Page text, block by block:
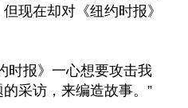
现在却对《纽约时报》
时报》一心想要攻击我
采访，来编造故事。”